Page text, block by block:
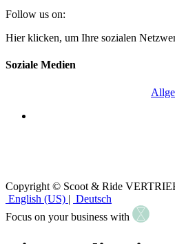
Follow us on:
Hier klicken, um Ihre sozialen
Soziale Medien
Copyright © Scoot & Ride
English (US) | Deutsch
Focus on your business with